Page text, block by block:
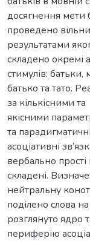
досягнення мети
проведено
результатами
складено окремі
стимулів: батьки,
батько та тато.
за кількісними та
якісними
та парадигматичні
асоціативні
вербально
складені.
нейтральну
поділено слова
розглянуто ядро
периферію